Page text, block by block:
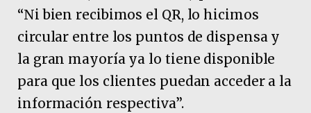
“Ni bien recibimos el QR, lo hicimos
circular entre los puntos de dispensa y
la gran mayoría ya lo tiene disponible
para que los clientes puedan acceder a la
información respectiva”.